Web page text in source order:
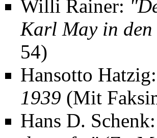
Willi Rainer:
Karl May in den
54)
Hansotto Hatzig:
1939 (Mit
Hans D. Schenk: